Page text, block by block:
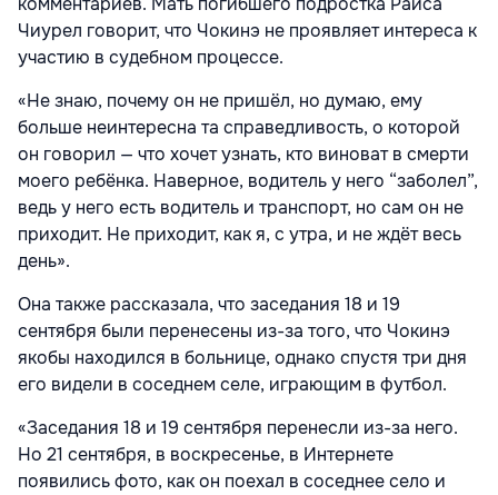
Чиурел говорит, что Чокинэ не проявляет интереса к
участию в судебном процессе.
«Не знаю, почему он не пришёл, но думаю, ему
больше неинтересна та справедливость, о которой
он говорил — что хочет узнать, кто виноват в смерти
моего ребёнка. Наверное, водитель у него “заболел”,
ведь у него есть водитель и транспорт, но сам он не
приходит. Не приходит, как я, с утра, и не ждёт весь
день».
Она также рассказала, что заседания 18 и 19
сентября были перенесены из-за того, что Чокинэ
якобы находился в больнице, однако спустя три дня
его видели в соседнем селе, играющим в футбол.
«Заседания 18 и 19 сентября перенесли из-за него.
Но 21 сентября, в воскресенье, в Интернете
появились фото, как он поехал в соседнее село и